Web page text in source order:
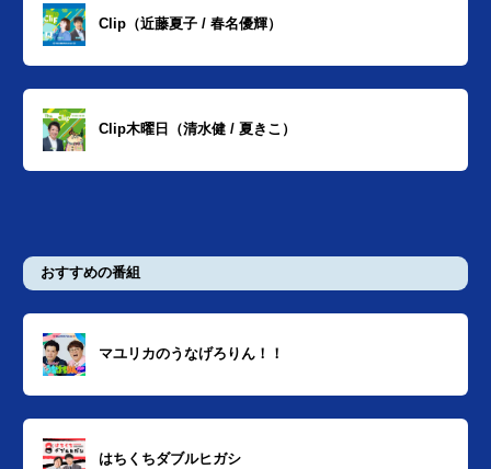
Clip（近藤夏子 / 春名優輝）
Clip木曜日（清水健 / 夏きこ）
おすすめの番組
マユリカのうなげろりん！！
はちくちダブルヒガシ